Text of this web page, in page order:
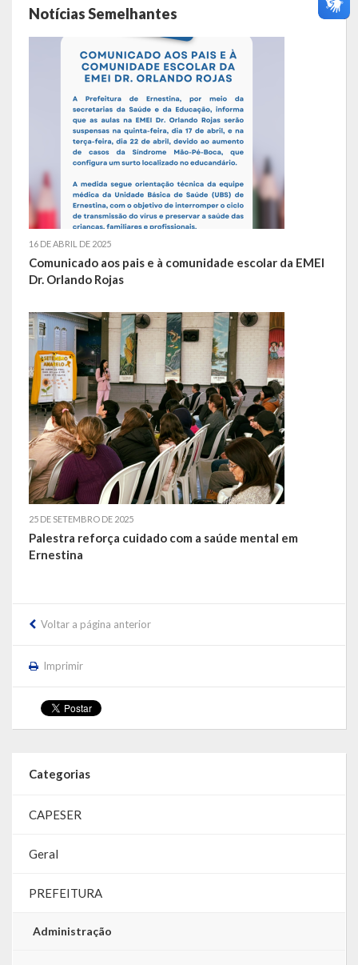
Notícias Semelhantes
16 DE ABRIL DE 2025
Comunicado aos pais e à comunidade escolar da EMEI
Dr. Orlando Rojas
25 DE SETEMBRO DE 2025
Palestra reforça cuidado com a saúde mental em
Ernestina
Voltar a página anterior
Imprimir
Categorias
CAPESER
Geral
PREFEITURA
Administração